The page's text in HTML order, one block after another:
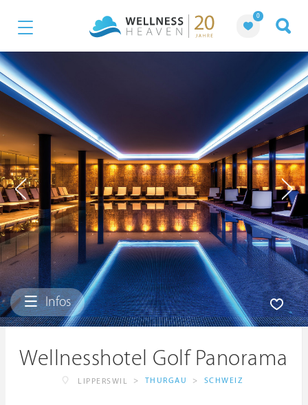
0
Infos
Wellnesshotel Golf Panorama
LIPPERSWIL > THURGAU > SCHWEIZ